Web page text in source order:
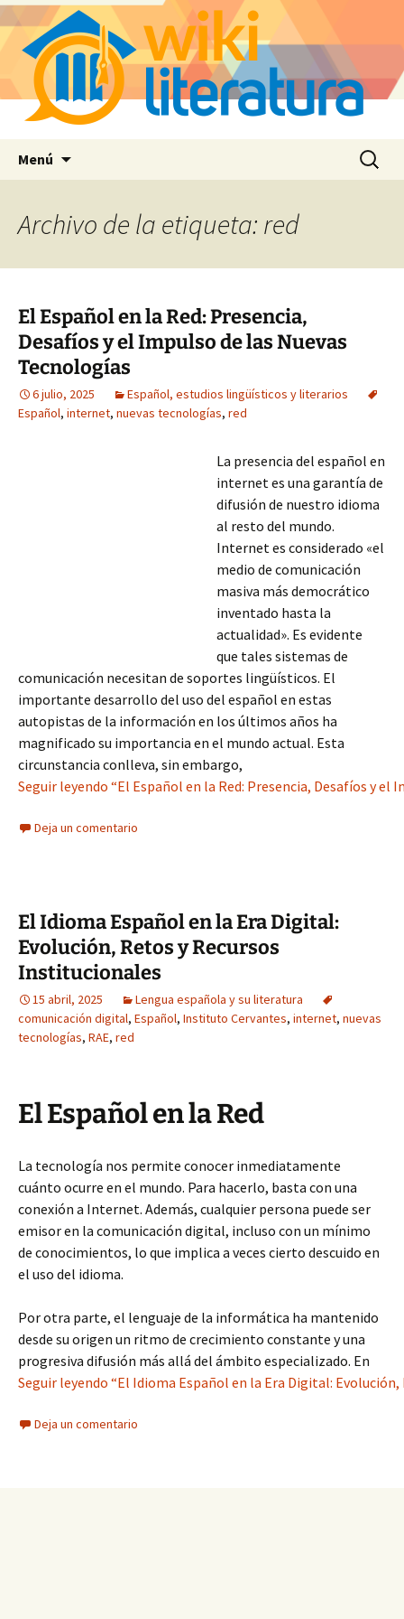
Menú Buscar:
Archivo de la etiqueta: red
El Español en la Red: Presencia,
Desafíos y el Impulso de las Nuevas
Tecnologías
6 julio, 2025
Español, estudios lingüísticos y literarios
Español, internet, nuevas tecnologías, red
La presencia del español en
internet es una garantía de
difusión de nuestro idioma
al resto del mundo.
Internet es considerado «el
medio de comunicación
masiva más democrático
inventado hasta la
actualidad». Es evidente
que tales sistemas de
comunicación necesitan de soportes lingüísticos. El
importante desarrollo del uso del español en estas
autopistas de la información en los últimos años ha
magnificado su importancia en el mundo actual. Esta
circunstancia conlleva, sin embargo,
Seguir leyendo “El Español en la Red: Presencia, Desafíos y el
Deja un comentario
El Idioma Español en la Era Digital:
Evolución, Retos y Recursos
Institucionales
15 abril, 2025
Lengua española y su literatura
comunicación digital, Español, Instituto Cervantes, internet, nuevas
tecnologías, RAE, red
El Español en la Red
La tecnología nos permite conocer inmediatamente
cuánto ocurre en el mundo. Para hacerlo, basta con una
conexión a Internet. Además, cualquier persona puede ser
emisor en la comunicación digital, incluso con un mínimo
de conocimientos, lo que implica a veces cierto descuido en
el uso del idioma.
Por otra parte, el lenguaje de la informática ha mantenido
desde su origen un ritmo de crecimiento constante y una
progresiva difusión más allá del ámbito especializado. En
Seguir leyendo “El Idioma Español en la Era Digital:
Deja un comentario